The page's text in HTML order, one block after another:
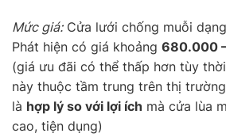
Mức giá:Cửa lưới chống muỗi
Phát hiện có giá khoảng 680.000
(giá ưu đãi có thể thấp hơn tùy
này thuộc tầm trung trên thị
là hợp lý so với lợi ích mà cửa lùa
cao, tiện dụng)